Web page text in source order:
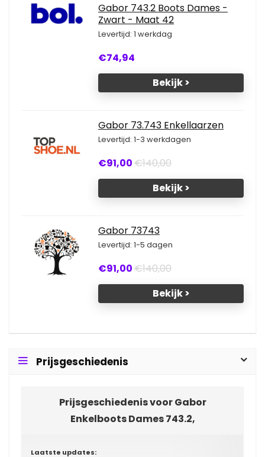
Gabor 743.2 Boots Dames -
Zwart - Maat 42
Levertijd: 1 werkdag
€74,94
Bekijk >
Gabor 73.743 Enkellaarzen
Levertijd: 1-3 werkdagen
€91,00€140,00
Bekijk >
Gabor 73743
Levertijd: 1-5 dagen
€91,00€140,00
Bekijk >
Prijsgeschiedenis
Prijsgeschiedenis voor Gabor
Enkelboots Dames 743.2,
Laatste updates: